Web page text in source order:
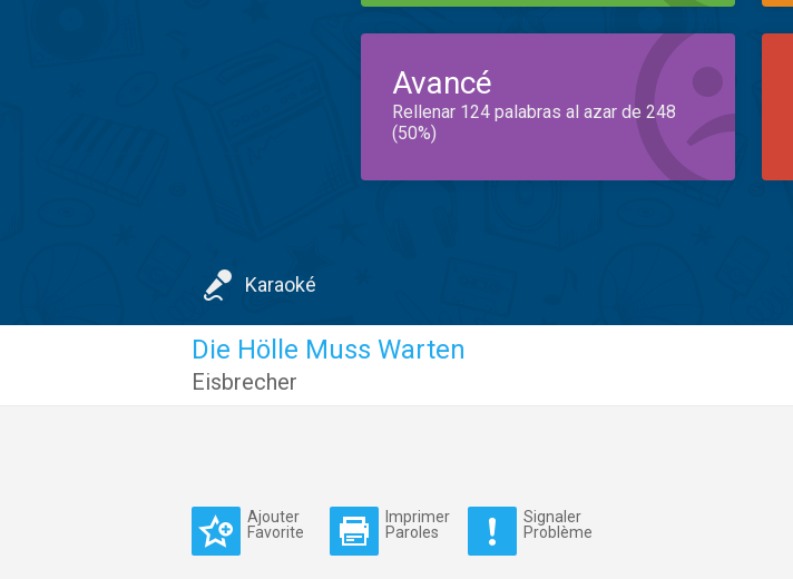
Avancé
Rellenar 124 palabras al azar de 248
(50%)
Karaoké
Die Hölle Muss Warten
Eisbrecher
Ajouter
Favorite
Imprimer
Paroles
Signaler
Problème